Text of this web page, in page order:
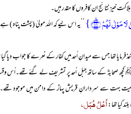
خیز نتائج ان کافروں کا مقدر ہیں۔
لَہُمۡ ﴿٪۱۱﴾}
’’یہ اس لیے کہ اللہ مولیٰ (پشت پناہ )
جس سے میدانِ اُحد میں کفار کے نعرے کا جواب دیا گیا
کچھ صحابہؓ کے ساتھ جبل اُحد پر تشریف لے گئے تھے۔اُس وقت
بہت سے سردارانِ قریش پہاڑ کے دامن میں موجود
کیا تھا:اُعْلُ ھُبَل،